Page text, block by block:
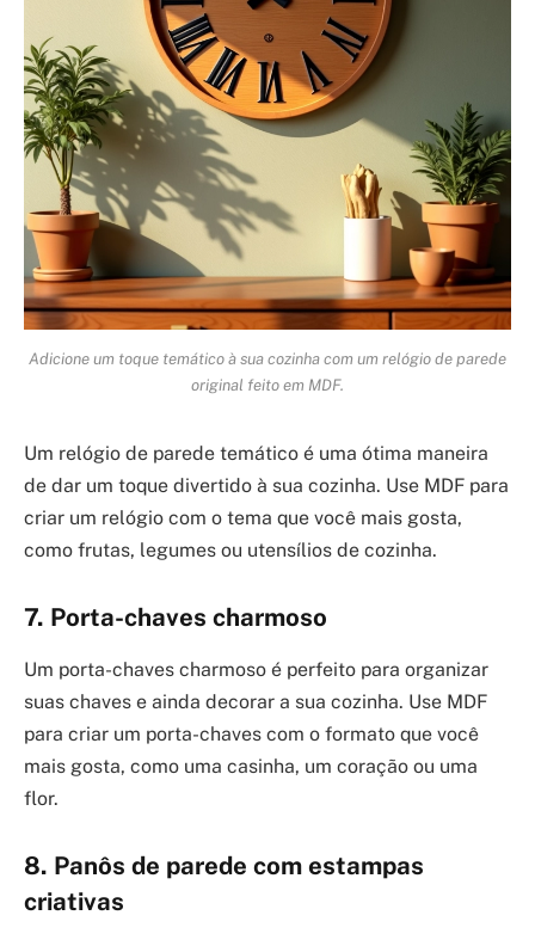
Adicione um toque temático à sua cozinha com um relógio de parede
original feito em MDF.
Um relógio de parede temático é uma ótima maneira
de dar um toque divertido à sua cozinha. Use MDF para
criar um relógio com o tema que você mais gosta,
como frutas, legumes ou utensílios de cozinha.
7. Porta-chaves charmoso
Um porta-chaves charmoso é perfeito para organizar
suas chaves e ainda decorar a sua cozinha. Use MDF
para criar um porta-chaves com o formato que você
mais gosta, como uma casinha, um coração ou uma
flor.
8. Panôs de parede com estampas
criativas